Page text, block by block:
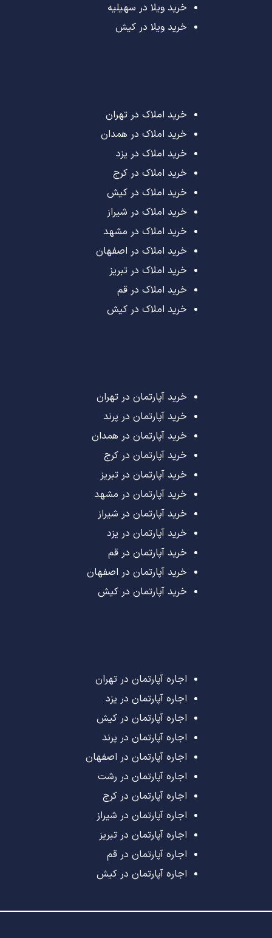
خرید ویلا در سهیلیه
خرید ویلا در کیش
خرید املاک در تهران
خرید املاک در همدان
خرید املاک در یزد
خرید املاک در کرج
خرید املاک در کیش
خرید املاک در شیراز
خرید املاک در مشهد
خرید املاک در اصفهان
خرید املاک در تبریز
خرید املاک در قم
خرید املاک در کیش
خرید آپارتمان در تهران
خرید آپارتمان در پرند
خرید آپارتمان در همدان
خرید آپارتمان در کرج
خرید آپارتمان در تبریز
خرید آپارتمان در مشهد
خرید آپارتمان در شیراز
خرید آپارتمان در یزد
خرید آپارتمان در قم
خرید آپارتمان در اصفهان
خرید آپارتمان در کیش
اجاره آپارتمان در تهران
اجاره آپارتمان در یزد
اجاره آپارتمان در کیش
اجاره آپارتمان در پرند
اجاره آپارتمان در اصفهان
اجاره آپارتمان در رشت
اجاره آپارتمان در کرج
اجاره آپارتمان در شیراز
اجاره آپارتمان در تبریز
اجاره آپارتمان در قم
اجاره آپارتمان در کیش